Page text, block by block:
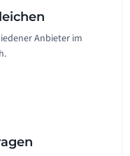
Anbieter im